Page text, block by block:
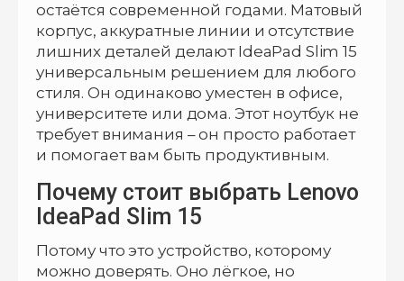
остаётся современной годами. Матовый
корпус, аккуратные линии и отсутствие
лишних деталей делают IdeaPad Slim 15
универсальным решением для любого
стиля. Он одинаково уместен в офисе,
университете или дома. Этот ноутбук не
требует внимания – он просто работает
и помогает вам быть продуктивным.
Почему стоит выбрать Lenovo
IdeaPad Slim 15
Потому что это устройство, которому
можно доверять. Оно лёгкое, но